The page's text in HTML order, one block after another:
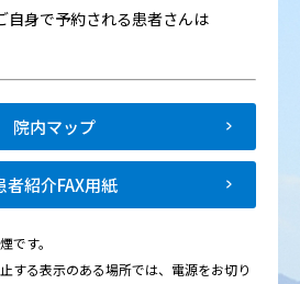
身で予約される患者さんは
院内マップ
者紹介FAX用紙
です。
する表示のある場所では、電源をお切り